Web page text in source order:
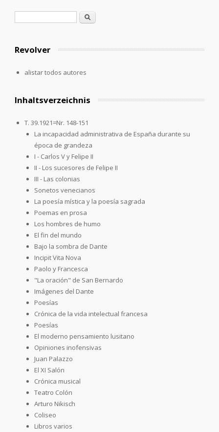
Formulario de búsqueda
Buscar
Revolver
alistar todos autores
Inhaltsverzeichnis
T. 39.1921=Nr. 148-151
La incapacidad administrativa de España durante su
época de grandeza
I - Carlos V y Felipe II
II - Los sucesores de Felipe II
III - Las colonias
Sonetos venecianos
La poesía mística y la poesía sagrada
Poemas en prosa
Los hombres de humo
El fin del mundo
Bajo la sombra de Dante
Incipit Vita Nova
Paolo y Francesca
"La oración" de San Bernardo
Imágenes del Dante
Poesías
Crónica de la vida intelectual francesa
Poesías
El moderno pensamiento lusitano
Opiniones inofensivas
Juan Palazzo
El XI Salón
Crónica musical
Teatro Colón
Arturo Nikisch
Coliseo
Libros varios